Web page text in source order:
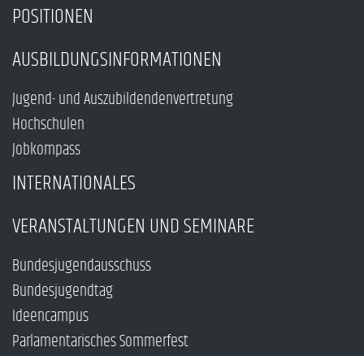
POSITIONEN
AUSBILDUNGSINFORMATIONEN
Jugend- und Auszubildendenvertretung
Hochschulen
Jobkompass
INTERNATIONALES
VERANSTALTUNGEN UND SEMINARE
Bundesjugendausschuss
Bundesjugendtag
Ideencampus
Parlamentarisches Sommerfest